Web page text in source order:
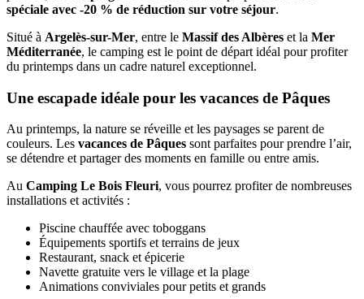
spéciale avec -20 % de réduction sur votre séjour.
Situé à Argelès-sur-Mer, entre le Massif des Albères et la Mer
Méditerranée, le camping est le point de départ idéal pour profiter
du printemps dans un cadre naturel exceptionnel.
Une escapade idéale pour les vacances de Pâques
Au printemps, la nature se réveille et les paysages se parent de
couleurs. Les vacances de Pâques sont parfaites pour prendre l’air,
se détendre et partager des moments en famille ou entre amis.
Au Camping Le Bois Fleuri, vous pourrez profiter de nombreuses
installations et activités :
Piscine chauffée avec toboggans
Équipements sportifs et terrains de jeux
Restaurant, snack et épicerie
Navette gratuite vers le village et la plage
Animations conviviales pour petits et grands